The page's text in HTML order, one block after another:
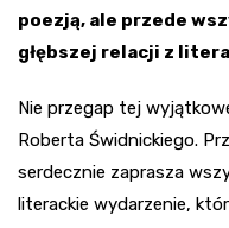
poezją, ale przede
głębszej relacji z
Nie przegap tej
Roberta Świdnickiego.
serdecznie zaprasza
literackie wydarzenie,